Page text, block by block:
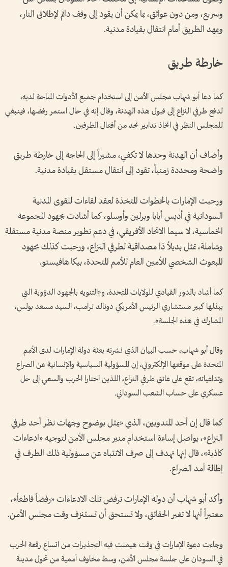
وسريع، ومن دون عوائق، بما يمكن أن يقود إلى وقف دائم لإطلاق النار،
ويمهد الطريق أمام انتقال بقيادة مدنية.
خارطة طريق
كما دعا أبو شهاب مجلس الأمن إلى استخدام جميع الأدوات المتاحة لديه،
لدفع طرفي النزاع إلى قبول هذه الهدنة، وقال إنه في حال استمر رفضها، فينبغي
للمجلس النظر في اتخاذ تدابير تحد من أفعال الطرفين.
وأضاف أن الهدنة وحدها لا تكفي، مشيراً إلى الحاجة إلى خارطة طريق
واضحة ومحددة زمنياً، تقود إلى انتقال مستقل بقيادة مدنية.
ورحبت الإمارات بالخطوات المتخذة لعقد لقاءات للقوى المدنية
السودانية في أديس أبابا وبرلين وأوسلو، كما أشادت بجهود المجموعة
الخماسية، لا سيما الاتحاد الأفريقي، في دعم تطوير منصة مدنية مستقلة
وشاملة، تمثل بديلاً ذا مصداقية لطرفي النزاع، ورحبت كذلك بجهود
المبعوث الشخصي للأمين العام للأمم المتحدة، بيكا هافيستو.
كما أشاد بالدور القيادي للولايات المتحدة، و«التنويه بالجهود الدؤوبة التي
يبذلها كبير مستشاري الرئيس الأمريكي دونالد ترامب، السيد مسعد بولس،
المشارك في هذه الجلسة».
وقال أبو شهاب، حسب البيان الذي نشرته بعثة دولة الإمارات لدى الأمم
المتحدة على موقعها الإلكتروني، إن المسؤولية السياسية والإنسانية عن الصراع
وتداعياته، تقع على عاتق طرفي النزاع، اللذين اختارا الحرب والسعي إلى حل
عسكري على حساب الشعب السوداني.
كما قال إن أحد المندوبين، الذي «يمثل بوضوح وجهات نظر أحد طرفي
النزاع»، يواصل إساءة استخدام منبر مجلس الأمن لتوجيه «ادعاءات
كاذبة»، قال إنها تهدف إلى صرف الانتباه عن مسؤولية ذلك الطرف في
إطالة أمد الصراع.
وأكد أبو شهاب أن دولة الإمارات ترفض تلك الادعاءات «رفضاً قاطعاً»،
معتبراً أنها لا تغير الحقائق، ولا تستحق أن تستنزف وقت مجلس الأمن.
وجاءت دعوة الإمارات في وقت هيمنت فيه التحذيرات من اتساع رقعة الحرب
في السودان على جلسة مجلس الأمن، وسط مخاوف أممية من تحول مدينة